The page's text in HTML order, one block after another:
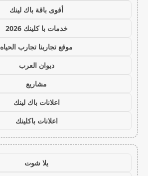
أقوى باقة باك لينك
خدمات با كلينك 2026
موقع تجاربنا تجارب الحياه
ديوان العرب
مشاريع
اعلانات باك لينك
اعلانات باكلينك
يلا شوت